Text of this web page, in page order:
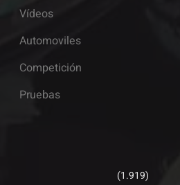
Vídeos
Automoviles
Competición
Pruebas
(1.919)